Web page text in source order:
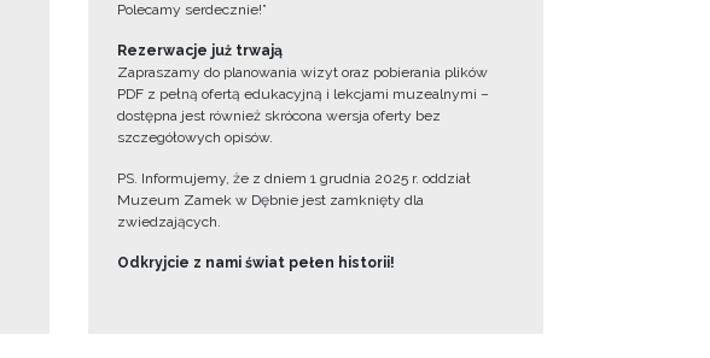
Polecamy serdecznie!”
Rezerwacje już trwają
Zapraszamy do planowania wizyt oraz pobierania plików
PDF z pełną ofertą edukacyjną i lekcjami muzealnymi –
dostępna jest również skrócona wersja oferty bez
szczegółowych opisów.
PS. Informujemy, że z dniem 1 grudnia 2025 r. oddział
Muzeum Zamek w Dębnie jest zamknięty dla
zwiedzających.
Odkryjcie z nami świat pełen historii!